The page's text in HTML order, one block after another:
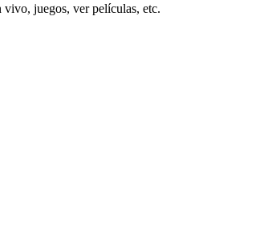
vivo, juegos, ver películas, etc.